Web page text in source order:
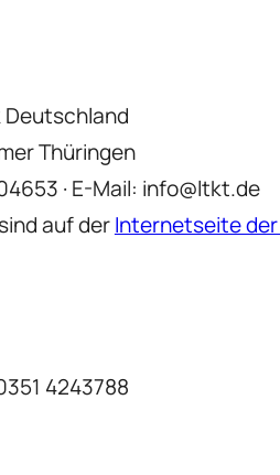
Deutschland
Thüringen
· E-Mail: info@ltkt.de
auf derInternetseite
4243788